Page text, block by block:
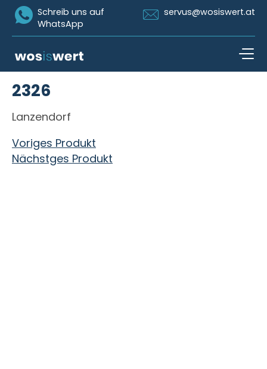
Icon Whatsapp
Schreib uns auf
WhatsApp
Icon Email
servus@wosiswert.at
2326
Lanzendorf
Beitragsnavigation
Voriges Produkt
Nächstges Produkt